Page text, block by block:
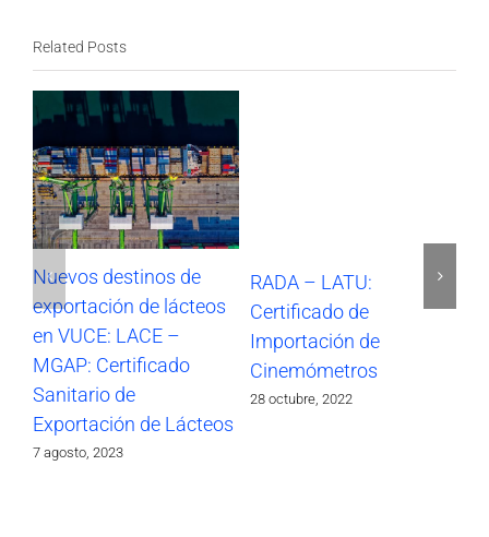
Related Posts
Nuevos destinos de
exportación de lácteos
en VUCE: LACE –
MGAP: Certificado
Sanitario de
Exportación de Lácteos
7 agosto, 2023
RADA – LATU:
Certificado de
Importación de
Cinemómetros
28 octubre, 2022